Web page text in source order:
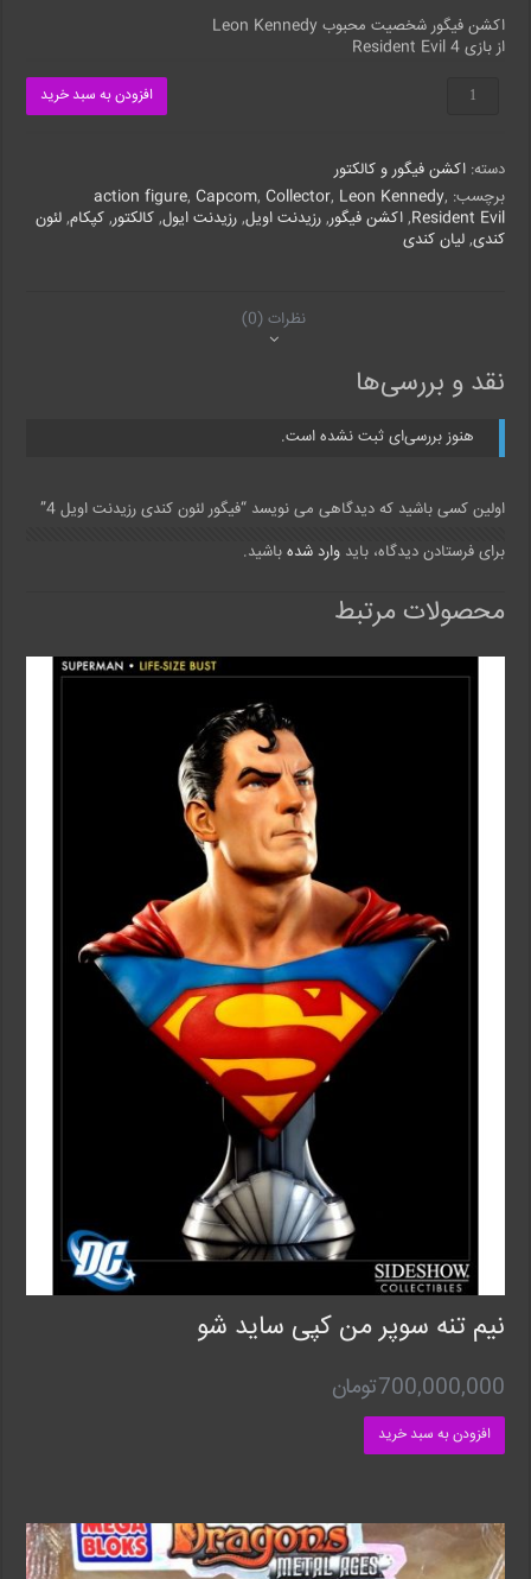
اکشن فیگور شخصیت محبوب Leon Kennedy
از بازی Resident Evil 4
فیگور
اویل
4
عدد
افزودن به سبد خرید
دسته:اکشن فیگور و کالکتور
برچسب:
action figure, Capcom, Collector, Leon Kennedy,
Resident Evil
,اکشن فیگور,رزیدنت اویل,رزیدنت ایول,کالکتور,کپکام,لئون
کندی,لیان کندی
نظرات (0)
نقد و بررسی‌ها
هنوز بررسی‌ای ثبت نشده است.
اولین کسی باشید که دیدگاهی می نویسد “فیگور لئون کندی رزیدنت اویل 4”
برای فرستادن دیدگاه، بایدوارد شده باشید.
محصولات مرتبط
نیم تنه سوپر من کپی ساید شو
700,000,000تومان
افزودن به سبد خرید